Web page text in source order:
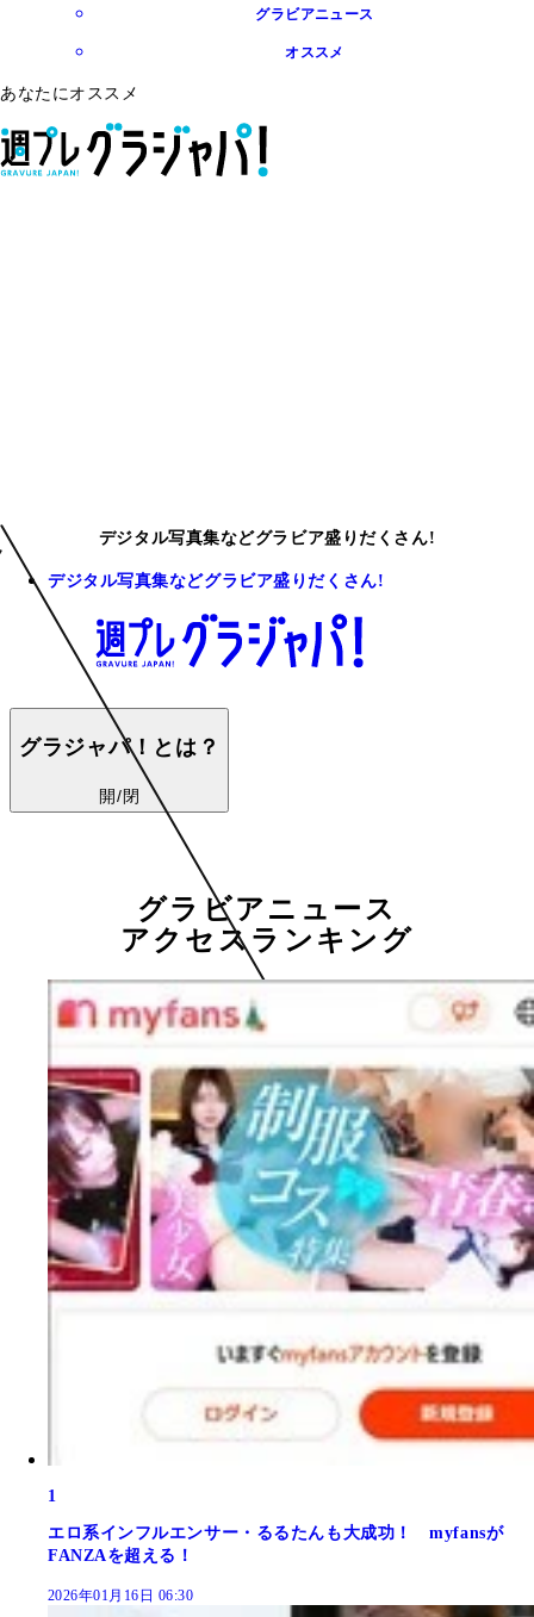
グラビアニュース
オススメ
あなたにオススメ
デジタル写真集などグラビア盛りだくさん!
デジタル写真集などグラビア盛りだくさん!
グラジャパ！とは？
開/閉
グラビアニュース
アクセスランキング
1
エロ系インフルエンサー・るるたんも大成功！ myfansが
FANZAを超える！
2026年01月16日 06:30